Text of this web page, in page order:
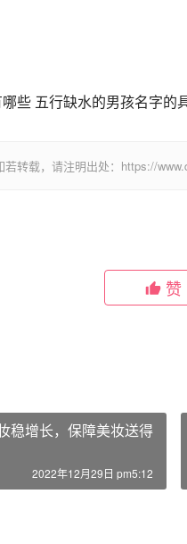
些 五行缺水的男孩名字的
转载，请注明出处：https://
赞
稳增长，保障美妆送得
2022年12月29日 pm5:12